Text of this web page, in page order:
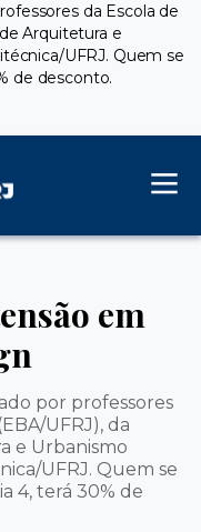
da Escola de
Arquitetura e
UFRJ. Quem se
de desconto.
em
por professores
UFRJ), da
e Urbanismo
UFRJ. Quem se
4, terá 30% de